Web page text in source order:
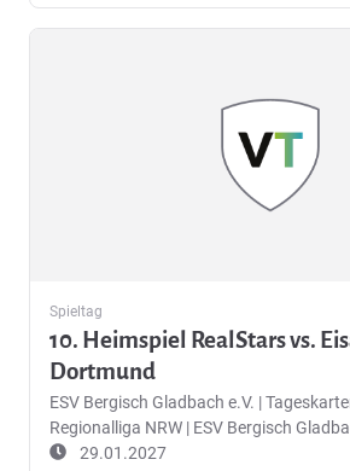
Spieltag
10. Heimspiel RealStars vs.
Dortmund
ESV Bergisch Gladbach e.V. |
Regionalliga NRW | ESV Bergisch
29.01.2027